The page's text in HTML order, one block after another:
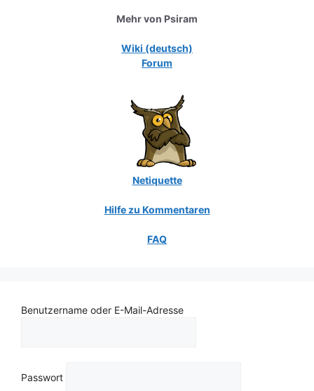
Mehr von Psiram
Wiki (deutsch)
Forum
Netiquette
Hilfe zu Kommentaren
FAQ
Benutzername oder E-Mail-Adresse
Passwort